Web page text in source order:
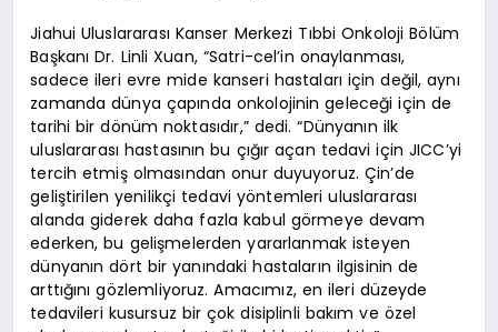
Jiahui Uluslararası Kanser Merkezi Tıbbi Onkoloji Bölüm
Başkanı Dr. Linli Xuan, “Satri-cel’in onaylanması,
sadece ileri evre mide kanseri hastaları için değil, aynı
zamanda dünya çapında onkolojinin geleceği için de
tarihi bir dönüm noktasıdır,” dedi. “Dünyanın ilk
uluslararası hastasının bu çığır açan tedavi için JICC’yi
tercih etmiş olmasından onur duyuyoruz. Çin’de
geliştirilen yenilikçi tedavi yöntemleri uluslararası
alanda giderek daha fazla kabul görmeye devam
ederken, bu gelişmelerden yararlanmak isteyen
dünyanın dört bir yanındaki hastaların ilgisinin de
arttığını gözlemliyoruz. Amacımız, en ileri düzeyde
tedavileri kusursuz bir çok disiplinli bakım ve özel